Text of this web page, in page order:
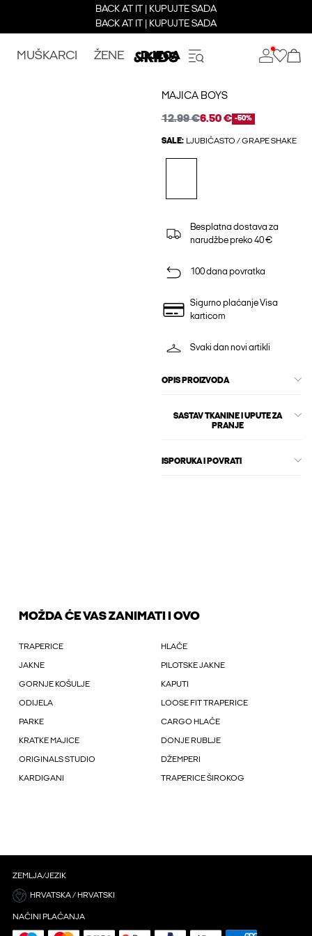
BACK AT IT | KUPUJTE SADA
BACK AT IT | KUPUJTE SADA
MUŠKARCI ŽENE DJECA
MAJICA BOYS
12.99 €6.50 € -50%
SALE: LJUBIČASTO / GRAPE SHAKE
Besplatna dostava za
narudžbe preko 40 €
100 dana povratka
Sigurno plaćanje Visa
karticom
Svaki dan novi artikli
OPIS PROIZVODA
SASTAV TKANINE I UPUTE ZA
PRANJE
ISPORUKA I POVRATI
MOŽDA ĆE VAS ZANIMATI I OVO
TRAPERICE HLAČE
JAKNE PILOTSKE JAKNE
GORNJE KOŠULJE KAPUTI
ODIJELA LOOSE FIT TRAPERICE
PARKE CARGO HLAČE
KRATKE MAJICE DONJE RUBLJE
ORIGINALS STUDIO DŽEMPERI
KARDIGANI TRAPERICE ŠIROKOG
ZEMLJA/JEZIK
HRVATSKA / HRVATSKI
NAČINI PLAĆANJA